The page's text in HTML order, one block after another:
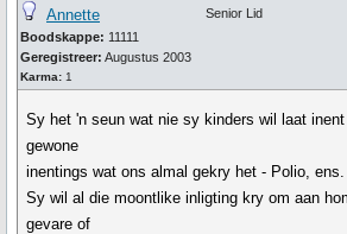
Annette
Boodskappe: 11111
Geregistreer: Augustus 2003
Karma: 1
Senior Lid
Sy het 'n seun wat nie sy kinders wil laat
gewone
inentings wat ons almal gekry het - Polio, ens.
Sy wil al die moontlike inligting kry om aan
gevare of